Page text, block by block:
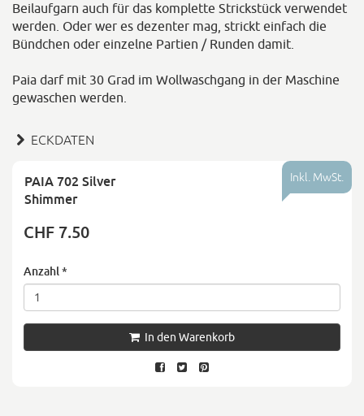
Beilaufgarn auch für das komplette Strickstück verwendet
werden. Oder wer es dezenter mag, strickt einfach die
Bündchen oder einzelne Partien / Runden damit.
Paia darf mit 30 Grad im Wollwaschgang in der Maschine
gewaschen werden.
ECKDATEN
Inkl. MwSt.
PAIA 702 Silver
Shimmer
CHF 7.50
Anzahl *
In den Warenkorb